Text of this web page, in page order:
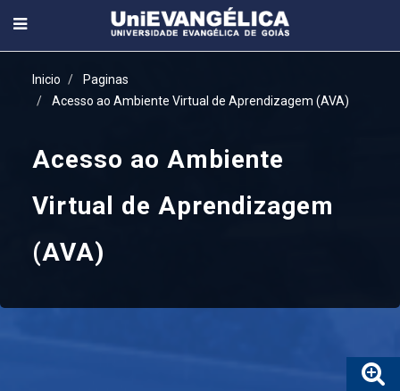
Inicio
Paginas
Acesso ao Ambiente Virtual de Aprendizagem (AVA)
Acesso ao Ambiente
Virtual de Aprendizagem
(AVA)